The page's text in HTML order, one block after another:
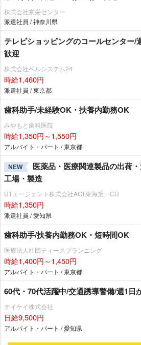
株式会社京栄センター
派遣社員 / 神奈川県
テレビショッピングのコールセンター/
歓迎
株式会社ベルシステム24
時給1,460円
派遣社員 / 東京都
歯科助手/未経験OK・扶養内勤務OK
みやもと歯科医院
時給1,350円～1,550円
アルバイト・パート / 東京都
NEW
医薬品・医療関連製品の出荷
工場・製造
UTエージェント株式会社AGT東海第一CU
時給1,350円
派遣社員 / 愛知県
歯科助手/扶養内勤務OK・短時間OK
医療法人社団ティースプランニング
時給1,400円～1,450円
アルバイト・パート / 東京都
60代・70代活躍中/交通誘導警備/週1日
テイケイ株式会社
日給9,500円
アルバイト・パート / 愛知県